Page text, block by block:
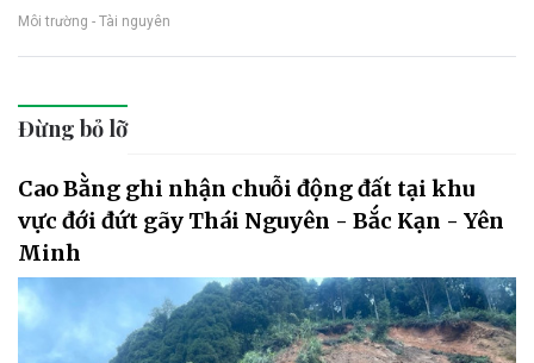
Môi trường - Tài nguyên
Đừng bỏ lỡ
Cao Bằng ghi nhận chuỗi động đất tại khu
vực đới đứt gãy Thái Nguyên - Bắc Kạn - Yên
Minh